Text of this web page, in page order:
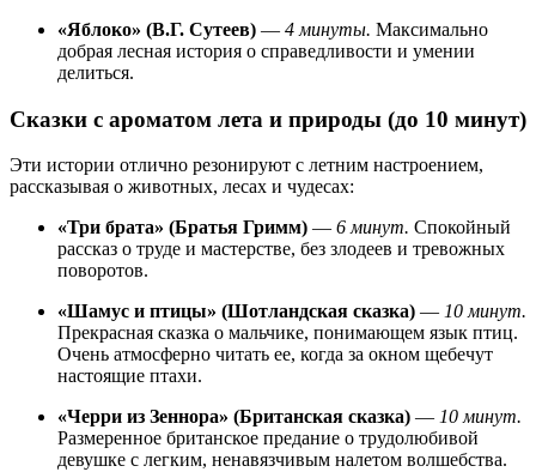
«Яблоко» (В.Г. Сутеев) — 4 минуты. Максимально
добрая лесная история о справедливости и умении
делиться.
Сказки с ароматом лета и природы (до 10 минут)
Эти истории отлично резонируют с летним настроением,
рассказывая о животных, лесах и чудесах:
«Три брата» (Братья Гримм) — 6 минут. Спокойный
рассказ о труде и мастерстве, без злодеев и тревожных
поворотов.
«Шамус и птицы» (Шотландская сказка) — 10 минут.
Прекрасная сказка о мальчике, понимающем язык птиц.
Очень атмосферно читать ее, когда за окном щебечут
настоящие птахи.
«Черри из Зеннора» (Британская сказка) — 10 минут.
Размеренное британское предание о трудолюбивой
девушке с легким, ненавязчивым налетом волшебства.